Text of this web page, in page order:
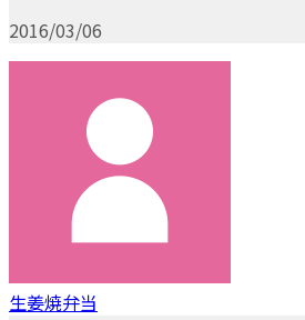
2016/03/06
生姜焼弁当